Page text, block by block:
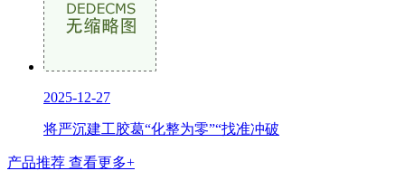
2025-12-27
将严沉建工胶葛“化整为零”“找准冲破
产品推荐 查看更多+